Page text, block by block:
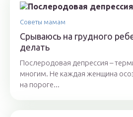
Советы мамам
Срываюсь на грудного
делать
Послеродовая депрессия –
многим. Не каждая женщина
на пороге...